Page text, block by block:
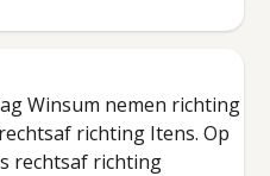
Winsum nemen richting
richting Itens. Op
rechtsaf richting